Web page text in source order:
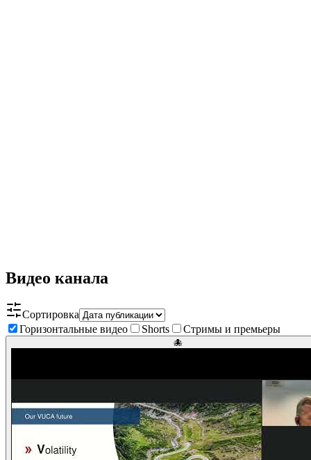
Видео канала
Сортировка
Горизонтальные видео
Shorts Стримы и премьеры
🐙